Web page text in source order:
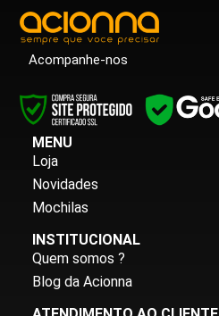
Acompanhe-nos
MENU
Loja
Novidades
Mochilas
INSTITUCIONAL
Quem somos ?
Blog da Acionna